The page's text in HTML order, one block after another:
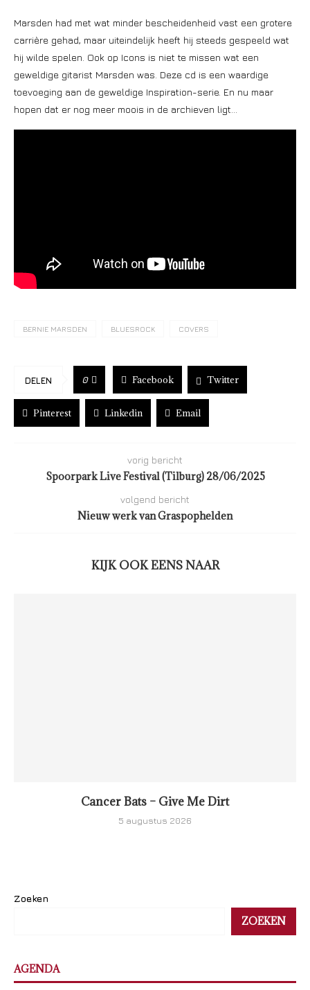
Marsden had met wat minder bescheidenheid vast een grotere
carrière gehad, maar uiteindelijk heeft hij steeds gespeeld wat
hij wilde spelen. Ook op Icons is niet te missen wat een
geweldige gitarist Marsden was. Deze cd is een waardige
toevoeging aan de geweldige Inspiration-serie. En nu maar
hopen dat er nog meer moois in de archieven ligt…
BERNIE MARSDEN BLUESROCK COVERS
DELEN 0 Facebook Twitter
Pinterest Linkedin Email
vorig bericht
Spoorpark Live Festival (Tilburg) 28/06/2025
volgend bericht
Nieuw werk van Graspophelden
KIJK OOK EENS NAAR
Cancer Bats – Give Me Dirt
5 augustus 2026
Zoeken
ZOEKEN
AGENDA